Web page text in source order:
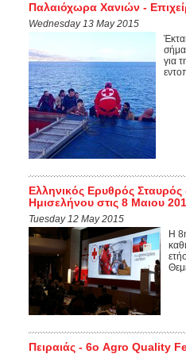
Παλαιόχωρα Χανιών -
Wednesday 13 May 2015
για
Ελληνικός Ερυθρός
Ημισελήνου στις 8 Μαιου
Tuesday 12 May 2015
H
Πειραιάς - 6ο Agro Quality